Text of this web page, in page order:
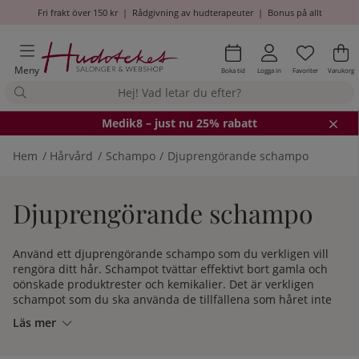
Fri frakt över 150 kr| Rådgivning av hudterapeuter| Bonus på allt
Meny Boka tid Logga in Antal i
.
Favoriter .
Varukorg
Medik8 – just nu 25% rabatt
Hem Hårvård Schampo Djuprengörande schampo
Djuprengörande schampo
Använd ett djuprengörande schampo som du verkligen vill
rengöra ditt hår. Schampot tvättar effektivt bort gamla och
oönskade produktrester och kemikalier. Det är verkligen
schampot som du ska använda de tillfällena som håret inte
våra djuprengörande schampo är fett här ett minne blott.
Läs mer